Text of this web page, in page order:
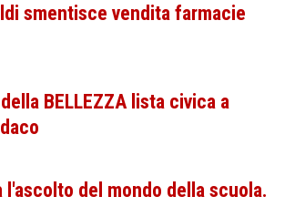
smentisce vendita farmacie
BELLEZZA lista civica a
del mondo della scuola.